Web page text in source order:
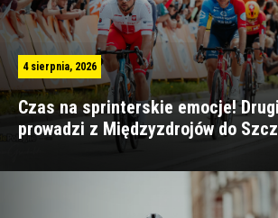
4 sierpnia, 2026
Czas na sprinterskie emocje!
prowadzi z Międzyzdrojów do